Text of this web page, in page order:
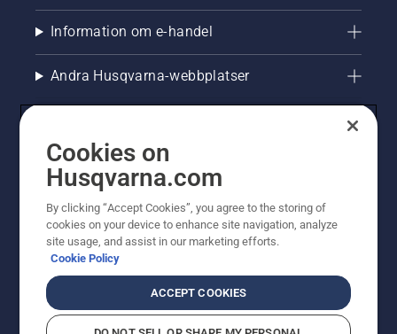
Information om e-handel
Andra Husqvarna-webbplatser
© Husqvarna AB (publ). All rights reserved. Priserna
som visas är rekommenderade cirkapriser. Alla angivna
priser är rekommenderade försäljningspriser (inkl.
moms) om inte produkten är tillgänglig för direkt köp.
Cookies on
Husqvarna.com
By clicking “Accept Cookies”, you agree to the storing of
cookies on your device to enhance site navigation, analyze
site usage, and assist in our marketing efforts.
Cookie Policy
ACCEPT COOKIES